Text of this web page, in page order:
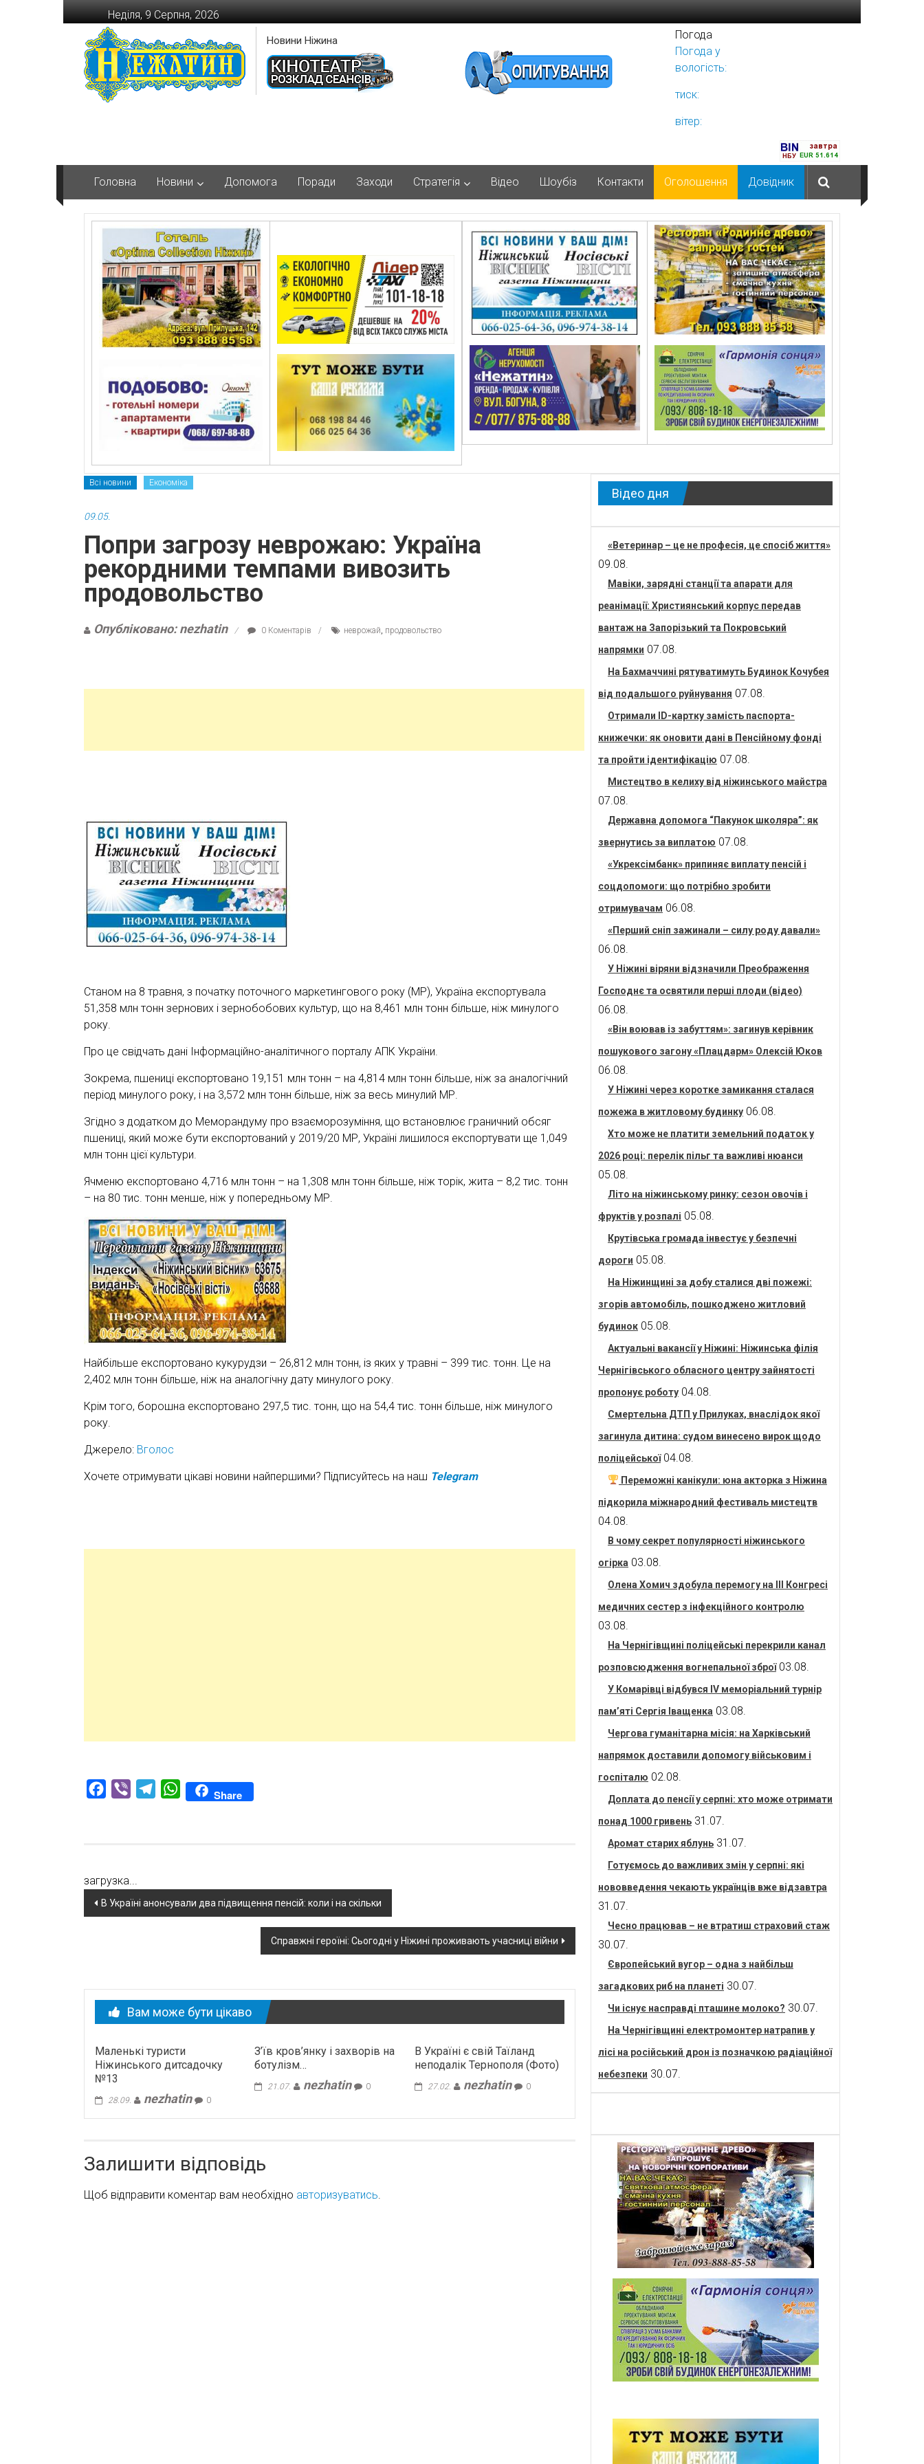
Перейти
до
вмісту
Неділя, 9 Серпня, 2026
Новини Ніжина
Погода
Погода у
вологість:
тиск:
вітер:
Головна Новини Допомога Поради Заходи Стратегія Відео Шоубіз Контакти Оголошення Довідник
Всі новини Економіка
09.05.
Попри загрозу неврожаю: Україна
рекордними темпами вивозить
продовольство
Опубліковано: nezhatin 0 Коментарів неврожай продовольство
Cтаном на 8 травня, з початку поточного маркетингового року (МР), Україна експортувала
51,358 млн тонн зернових і зернобобових культур, що на 8,461 млн тонн більше, ніж минулого
року.
Про це свідчать дані Інформаційно-аналітичного порталу АПК України.
Зокрема, пшениці експортовано 19,151 млн тонн – на 4,814 млн тонн більше, ніж за аналогічний
період минулого року, і на 3,572 млн тонн більше, ніж за весь минулий МР.
Згідно з додатком до Меморандуму про взаєморозуміння, що встановлює граничний обсяг
пшениці, який може бути експортований у 2019/20 МР, Україні лишилося експортувати ще 1,049
млн тонн цієї культури.
Ячменю експортовано 4,716 млн тонн – на 1,308 млн тонн більше, ніж торік, жита – 8,2 тис. тонн
– на 80 тис. тонн менше, ніж у попередньому МР.
Найбільше експортовано кукурудзи – 26,812 млн тонн, із яких у травні – 399 тис. тонн. Це на
2,402 млн тонн більше, ніж на аналогічну дату минулого року.
Крім того, борошна експортовано 297,5 тис. тонн, що на 54,4 тис. тонн більше, ніж минулого
року.
Джерело: Вголос
Хочете отримувати цікаві новини найпершими? Підписуйтесь на наш Telegram
Facebook
Viber TelegramWhatsAppShare
загрузка...
Навігація
В Україні анонсували два підвищення пенсій: коли і на скільки
Справжні героїні: Сьогодні у Ніжині проживають учасниці війни
Вам може бути цікаво
Маленькі туристи
Ніжинського дитсадочку
№13
28.09. nezhatin 0
З’їв кров’янку і захворів на
ботулізм…
21.07. nezhatin 0
В Україні є свій Таїланд
неподалік Тернополя (Фото)
27.02. nezhatin 0
Залишити відповідь
Щоб відправити коментар вам необхідно авторизуватись
Відео дня
«Ветеринар – це не професія, це спосіб життя»
09.08.
Мавіки, зарядні станції та апарати для
реанімації: Християнський корпус передав
вантаж на Запорізький та Покровський
напрямки 07.08.
На Бахмаччині рятуватимуть Будинок Кочубея
від подальшого руйнування 07.08.
Отримали ID-картку замість паспорта-
книжечки: як оновити дані в Пенсійному фонді
та пройти ідентифікацію 07.08.
Мистецтво в келиху від ніжинського майстра
07.08.
Державна допомога “Пакунок школяра”: як
звернутись за виплатою 07.08.
«Укрексімбанк» припиняє виплату пенсій і
соцдопомоги: що потрібно зробити
отримувачам 06.08.
«Перший сніп зажинали – силу роду давали»
06.08.
У Ніжині віряни відзначили Преображення
Господнє та освятили перші плоди (відео)
06.08.
«Він воював із забуттям»: загинув керівник
пошукового загону «Плацдарм» Олексій Юков
06.08.
У Ніжині через коротке замикання сталася
пожежа в житловому будинку 06.08.
Хто може не платити земельний податок у
2026 році: перелік пільг та важливі нюанси
05.08.
Літо на ніжинському ринку: сезон овочів і
фруктів у розпалі 05.08.
Крутівська громада інвестує у безпечні
дороги 05.08.
На Ніжинщині за добу сталися дві пожежі:
згорів автомобіль, пошкоджено житловий
будинок 05.08.
Актуальні вакансії у Ніжині: Ніжинська філія
Чернігівського обласного центру зайнятості
пропонує роботу 04.08.
Смертельна ДТП у Прилуках, внаслідок якої
загинула дитина: судом винесено вирок щодо
поліцейської 04.08.
Переможні канікули: юна акторка з Ніжина
підкорила міжнародний фестиваль мистецтв
04.08.
В чому секрет популярності ніжинського
огірка 03.08.
Олена Хомич здобула перемогу на ІІІ Конгресі
медичних сестер з інфекційного контролю
03.08.
На Чернігівщині поліцейські перекрили канал
розповсюдження вогнепальної зброї 03.08.
У Комарівці відбувся IV меморіальний турнір
пам’яті Сергія Іващенка 03.08.
Чергова гуманітарна місія: на Харківський
напрямок доставили допомогу військовим і
госпіталю 02.08.
Доплата до пенсії у серпні: хто може отримати
понад 1000 гривень 31.07.
Аромат старих яблунь 31.07.
Готуємось до важливих змін у серпні: які
нововведення чекають українців вже відзавтра
31.07.
Чесно працював – не втратиш страховий стаж
30.07.
Європейський вугор – одна з найбільш
загадкових риб на планеті 30.07.
Чи існує насправді пташине молоко? 30.07.
На Чернігівщині електромонтер натрапив у
лісі на російський дрон із позначкою радіаційної
небезпеки 30.07.